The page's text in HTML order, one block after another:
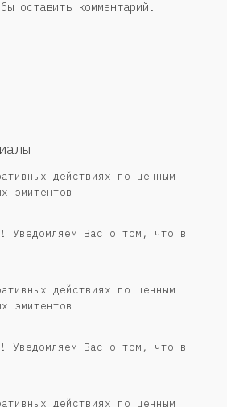
оставить комментарий.
действиях по ценным
эмитентов
Уведомляем Вас о том, что в
действиях по ценным
эмитентов
Уведомляем Вас о том, что в
действиях по ценным